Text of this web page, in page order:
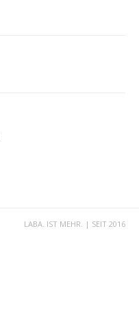
LABA. IST MEHR. | SEIT 2016